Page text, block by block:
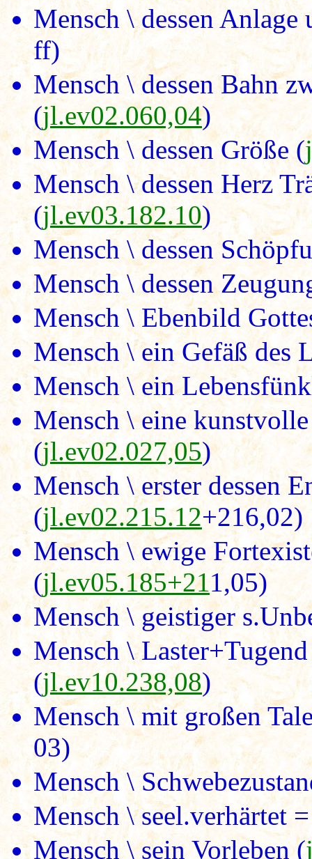
Mensch \ dessen
ff)
Mensch \ dessen Bahn
(jl.ev02.060,04)
Mensch \ dessen Größe (
Mensch \ dessen Herz
(jl.ev03.182.10)
Mensch \ dessen
Mensch \ dessen
Mensch \ Ebenbild
Mensch \ ein Gefäß des
Mensch \ ein
Mensch \ eine
(jl.ev02.027,05)
Mensch \ erster dessen
(jl.ev02.215.12+216,02)
Mensch \ ewige
(jl.ev05.185+211,05)
Mensch \ geistiger
Mensch \
(jl.ev10.238,08)
Mensch \ mit großen
03)
Mensch \
Mensch \ seel.verhärtet
Mensch \ sein Vorleben (